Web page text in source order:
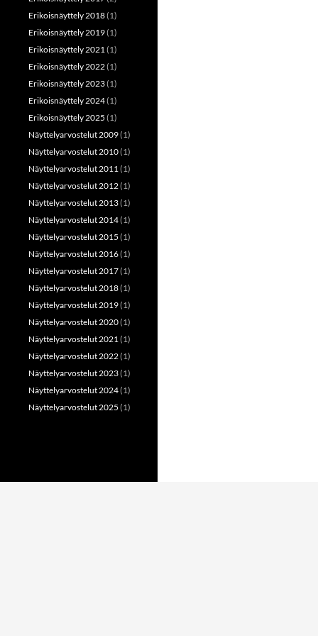
Erikoisnäyttely 2018(1)
Erikoisnäyttely 2019(1)
Erikoisnäyttely 2021(1)
Erikoisnäyttely 2022(1)
Erikoisnäyttely 2023(1)
Erikoisnäyttely 2024(1)
Erikoisnäyttely 2025 (1)
Näyttelyarvostelut 2009(1)
Näyttelyarvostelut 2010(1)
Näyttelyarvostelut 2011(1)
Näyttelyarvostelut 2012(1)
Näyttelyarvostelut 2013(1)
Näyttelyarvostelut 2014(1)
Näyttelyarvostelut 2015 (1)
Näyttelyarvostelut 2016(1)
Näyttelyarvostelut 2017(1)
Näyttelyarvostelut 2018(1)
Näyttelyarvostelut 2019(1)
Näyttelyarvostelut 2020(1)
Näyttelyarvostelut 2021(1)
Näyttelyarvostelut 2022(1)
Näyttelyarvostelut 2023(1)
Näyttelyarvostelut 2024(1)
Näyttelyarvostelut 2025 (1)